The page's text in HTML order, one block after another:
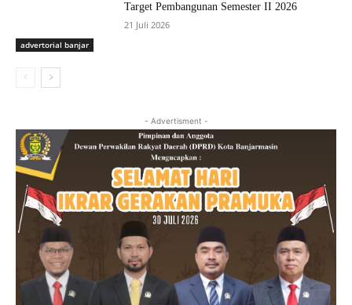
advertorial banjar
Target Pembangunan Semester II 2026
21 Juli 2026
- Advertisment -